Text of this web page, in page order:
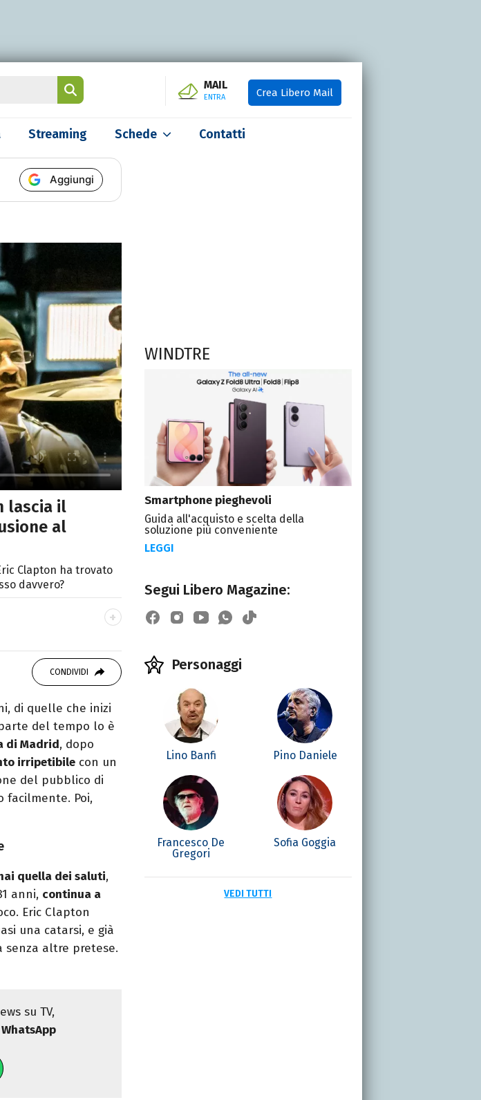
MAIL
ENTRA Crea Libero Mail
Streaming Schede Contatti
Aggiungi
lascia il
al
Clapton ha trovato
davvero?
la musica è il
CONDIVIDI
di quelle che inizi
del tempo lo è
di Madrid, dopo
irripetibile con un
del pubblico di
facilmente. Poi,
quella dei saluti,
anni, continua a
Eric Clapton
una catarsi, e già
senza altre pretese.
su TV,
WhatsApp
WINDTRE
Smartphone pieghevoli
Guida all'acquisto e scelta della
soluzione più conveniente
LEGGI
Segui Libero Magazine:
Personaggi
Lino Banfi Pino Daniele
Francesco De
Gregori
Sofia Goggia
VEDI TUTTI